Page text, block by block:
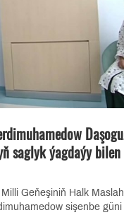
saglyk ýagdaýy
Geňeşiniň Halk
sişenbe güni